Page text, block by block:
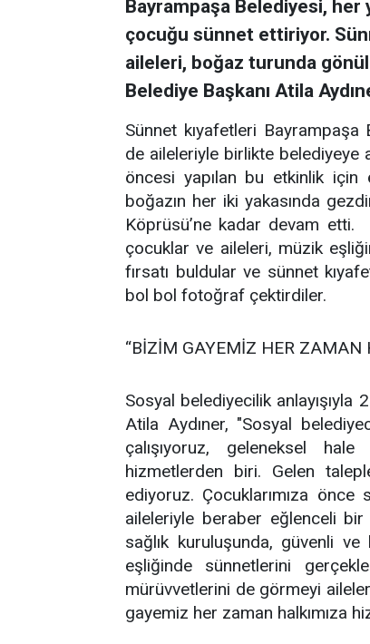
Bayrampaşa Belediyesi, her
çocuğu sünnet ettiriyor.
aileleri, boğaz turunda
Belediye Başkanı Atila
Sünnet kıyafetleri
de aileleriyle birlikte belediyeye
öncesi yapılan bu etkinlik için
boğazın her iki yakasında
Köprüsü’ne kadar devam etti.
çocuklar ve aileleri, müzik
fırsatı buldular ve sünnet
bol bol fotoğraf çektirdiler.
“BİZİM GAYEMİZ HER
Sosyal belediyecilik
Atila Aydıner, "Sosyal
çalışıyoruz, geleneksel
hizmetlerden biri. Gelen
ediyoruz. Çocuklarımıza önce
aileleriyle beraber eğlenceli
sağlık kuruluşunda, güvenli
eşliğinde sünnetlerini
mürüvvetlerini de görmeyi
gayemiz her zaman halkımıza